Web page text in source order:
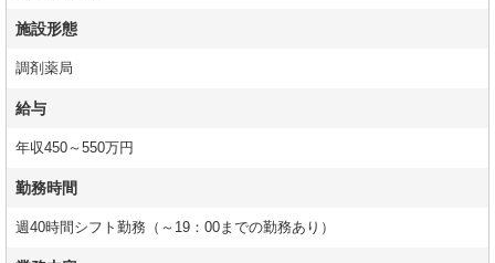
施設形態
調剤薬局
給与
年収450～550万円
勤務時間
週40時間シフト勤務（～19：00までの勤務あり）